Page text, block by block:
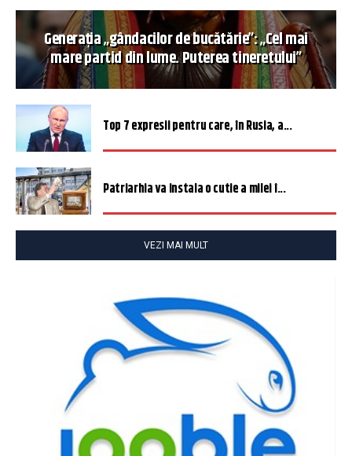
Generația „gândacilor de bucătărie”: „Cel mai
mare partid din lume. Puterea tineretului”
Top 7 expresii pentru care, în Rusia, a...
Patriarhia va instala o cutie a milei î...
VEZI MAI MULT